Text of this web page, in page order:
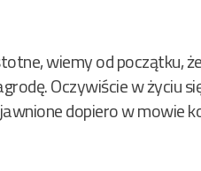
wiemy od początku,
Oczywiście w życiu
dopiero w mowie